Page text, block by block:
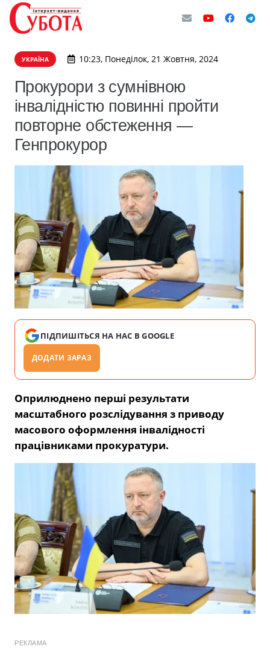
УКРАЇНА 10:23, Понеділок, 21 Жовтня, 2024
Прокурори з сумнівною
інвалідністю повинні пройти
повторне обстеження —
Генпрокурор
ПІДПИШІТЬСЯ НА НАС В GOOGLE
ДОДАТИ ЗАРАЗ
Оприлюднено перші результати
масштабного розслідування з приводу
масового оформлення інвалідності
працівниками прокуратури.
РЕКЛАМА